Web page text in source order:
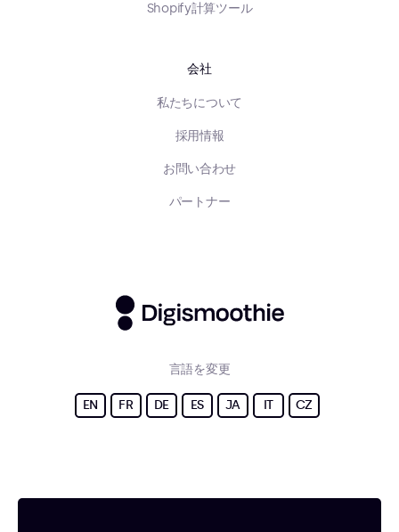
Shopify計算ツール
会社
私たちについて
採用情報
お問い合わせ
パートナー
言語を変更
EN FR DE ES JA IT CZ